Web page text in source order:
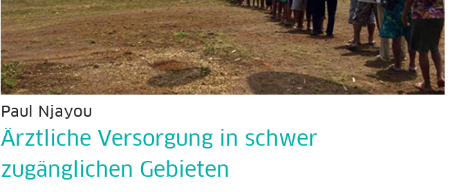
Paul Njayou
Ärztliche Versorgung in schwer
zugänglichen Gebieten